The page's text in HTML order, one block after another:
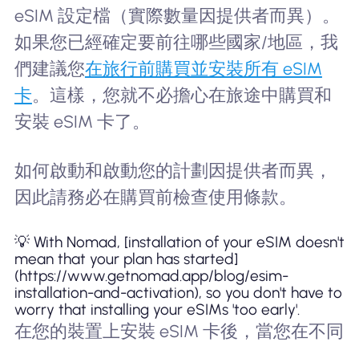
eSIM 設定檔（實際數量因提供者而異）。
如果您已經確定要前往哪些國家/地區，我
們建議您在旅行前購買並安裝所有 eSIM
卡。這樣，您就不必擔心在旅途中購買和
安裝 eSIM 卡了。
如何啟動和啟動您的計劃因提供者而異，
因此請務必在購買前檢查使用條款。
💡 With Nomad, [installation of your eSIM doesn't
mean that your plan has started]
(https://www.getnomad.app/blog/esim-
installation-and-activation), so you don't have to
worry that installing your eSIMs 'too early'.
在您的裝置上安裝 eSIM 卡後，當您在不同